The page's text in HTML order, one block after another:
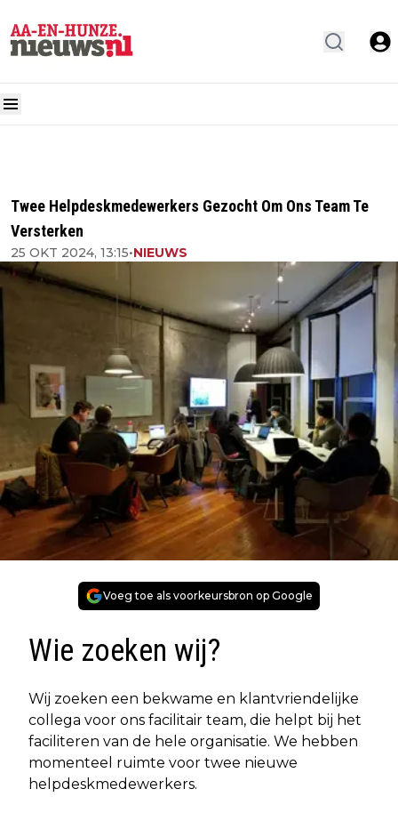
Twee Helpdeskmedewerkers Gezocht Om Ons Team Te
Versterken
25 OKT 2024, 13:15•NIEUWS
Voeg toe als voorkeursbron op Google
Wie zoeken wij?
Wij zoeken een bekwame en klantvriendelijke
collega voor ons facilitair team, die helpt bij het
faciliteren van de hele organisatie. We hebben
momenteel ruimte voor twee nieuwe
helpdeskmedewerkers.